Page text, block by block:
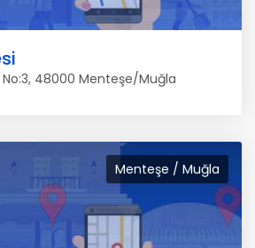
No:3, 48000 Menteşe/Muğla
Menteşe / Muğla